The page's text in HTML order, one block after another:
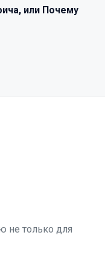
или Почему
не только для